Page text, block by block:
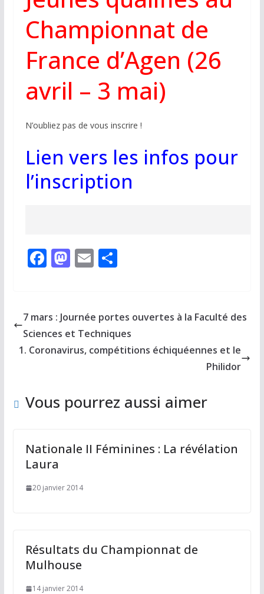
Championnat de
France d’Agen (26
avril – 3 mai)
N’oubliez pas de vous inscrire !
Lien vers les infos pour
l’inscription
F
b
o
o
M
d
o
n
E
l
P
g
er
7 mars : Journée portes ouvertes à la Faculté des
Sciences et Techniques
1. Coronavirus, compétitions échiquéennes et le
Philidor
Vous pourrez aussi aimer
Nationale II Féminines : La révélation
Laura
20 janvier 2014
Résultats du Championnat de
Mulhouse
14 janvier 2014